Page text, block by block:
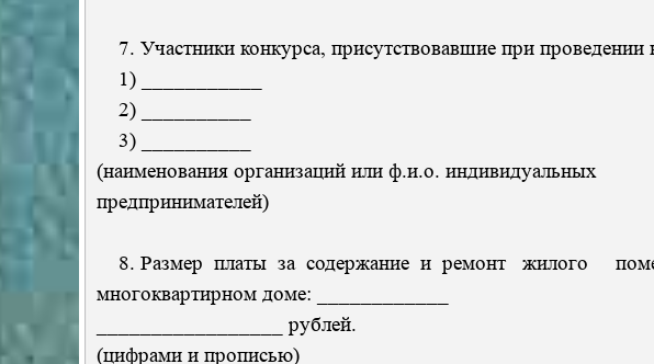
7. Участники конкурса, присутствовавшие при проведении
1) ___________
2) __________
3) __________
(наименования организаций или ф.и.о. индивидуальных
предпринимателей)
8. Размер платы за содержание и ремонт жилого
многоквартирном доме: ____________
_________________ рублей.
(цифрами и прописью)